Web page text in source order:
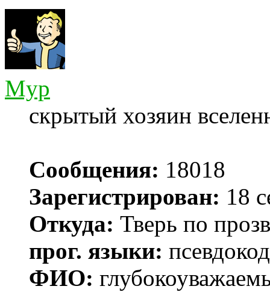
Myp
скрытый хозяин
Сообщения: 18018
Зарегистрирован: 18
Откуда: Тверь по
прог. языки:
ФИО: